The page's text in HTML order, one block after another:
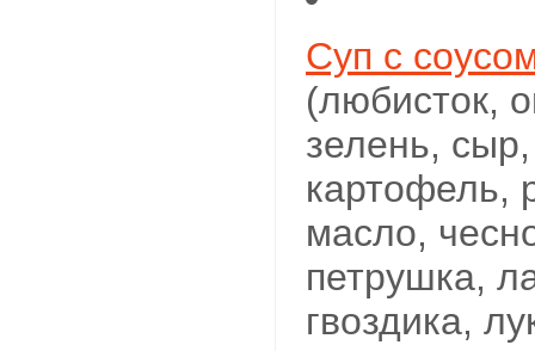
Суп с
(любисток,
зелень,
картофель,
масло,
петрушка,
гвоздика,